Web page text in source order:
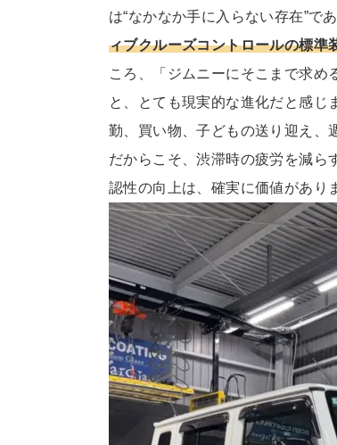
は“なかなか手に入らない存在”で
ィブクルーズコントロールの標準
ころ、「ジムニーにそこまで求め
と、とても現実的な進化だと感じ
勤、買い物、子どもの送り迎え、
だからこそ、渋滞時の疲労を減ら
認性の向上は、確実に価値があり